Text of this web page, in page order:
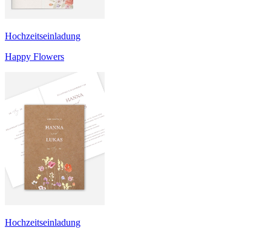
Hochzeitseinladung
Happy Flowers
Hochzeitseinladung